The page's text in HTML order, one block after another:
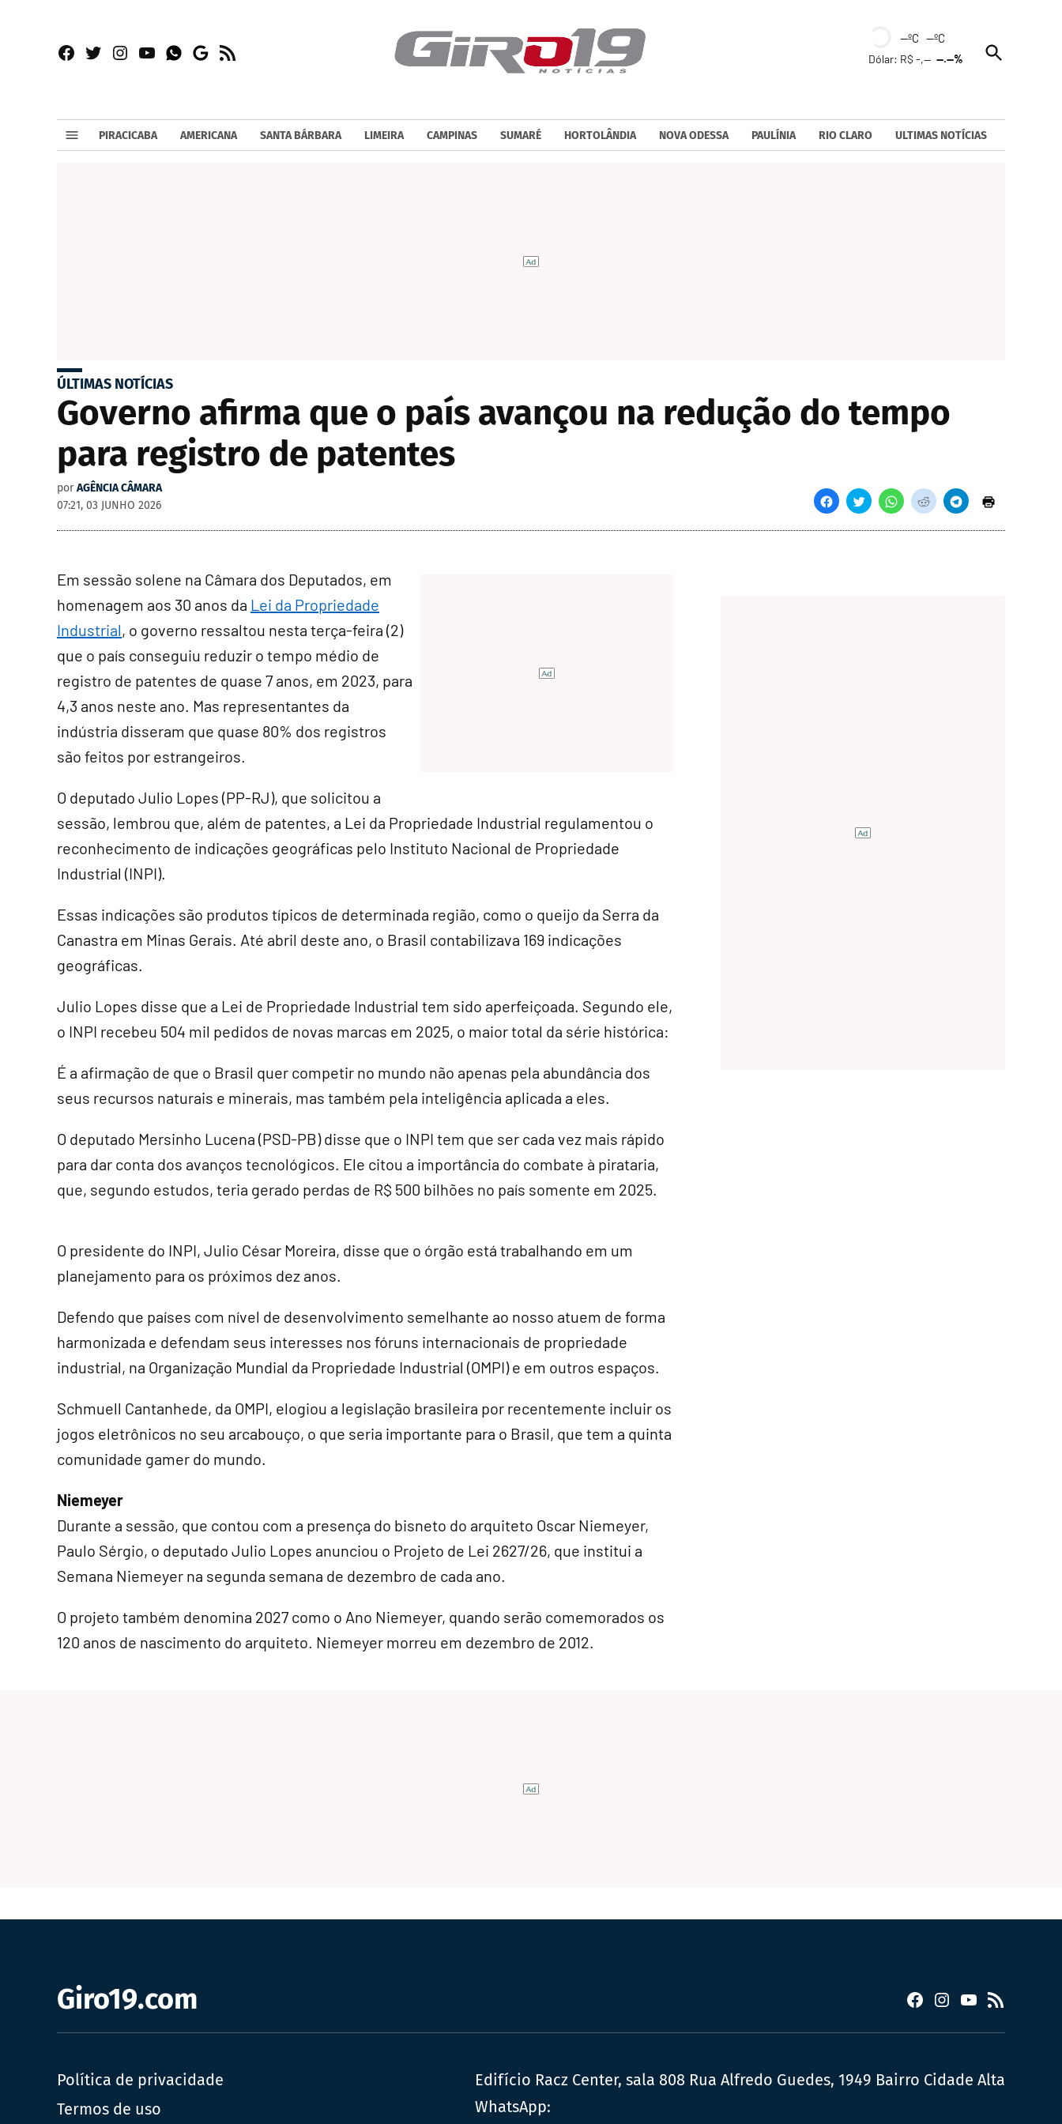
Facebook
TwitterInstagram
YouTubeWhatsapp
Google
RSS
--ºC --ºC
Dólar: R$ -,----.--%
Open
Search
PIRACICABA AMERICANA SANTA BÁRBARA LIMEIRA CAMPINAS SUMARÉ HORTOLÂNDIA NOVA ODESSA PAULÍNIA RIO CLARO ULTIMAS NOTÍCIAS
ÚLTIMAS NOTÍCIAS
Governo afirma que o país avançou na redução do tempo
para registro de patentes
por AGÊNCIA CÂMARA
07:21, 03 JUNHO 2026
Em sessão solene na Câmara dos Deputados, em
homenagem aos 30 anos da Lei da Propriedade
Industrial, o governo ressaltou nesta terça-feira (2)
que o país conseguiu reduzir o tempo médio de
registro de patentes de quase 7 anos, em 2023, para
4,3 anos neste ano. Mas representantes da
indústria disseram que quase 80% dos registros
são feitos por estrangeiros.
O deputado Julio Lopes (PP-RJ), que solicitou a
sessão, lembrou que, além de patentes, a Lei da Propriedade Industrial regulamentou o
reconhecimento de indicações geográficas pelo Instituto Nacional de Propriedade
Industrial (INPI).
Essas indicações são produtos típicos de determinada região, como o queijo da Serra da
Canastra em Minas Gerais. Até abril deste ano, o Brasil contabilizava 169 indicações
geográficas.
Julio Lopes disse que a Lei de Propriedade Industrial tem sido aperfeiçoada. Segundo ele,
o INPI recebeu 504 mil pedidos de novas marcas em 2025, o maior total da série histórica:
É a afirmação de que o Brasil quer competir no mundo não apenas pela abundância dos
seus recursos naturais e minerais, mas também pela inteligência aplicada a eles.
O deputado Mersinho Lucena (PSD-PB) disse que o INPI tem que ser cada vez mais rápido
para dar conta dos avanços tecnológicos. Ele citou a importância do combate à pirataria,
que, segundo estudos, teria gerado perdas de R$ 500 bilhões no país somente em 2025.
O presidente do INPI, Julio César Moreira, disse que o órgão está trabalhando em um
planejamento para os próximos dez anos.
Defendo que países com nível de desenvolvimento semelhante ao nosso atuem de forma
harmonizada e defendam seus interesses nos fóruns internacionais de propriedade
industrial, na Organização Mundial da Propriedade Industrial (OMPI) e em outros espaços.
Schmuell Cantanhede, da OMPI, elogiou a legislação brasileira por recentemente incluir os
jogos eletrônicos no seu arcabouço, o que seria importante para o Brasil, que tem a quinta
comunidade gamer do mundo.
Niemeyer
Durante a sessão, que contou com a presença do bisneto do arquiteto Oscar Niemeyer,
Paulo Sérgio, o deputado Julio Lopes anunciou o Projeto de Lei 2627/26, que institui a
Semana Niemeyer na segunda semana de dezembro de cada ano.
O projeto também denomina 2027 como o Ano Niemeyer, quando serão comemorados os
120 anos de nascimento do arquiteto. Niemeyer morreu em dezembro de 2012.
Giro19.com Facebook
Instagram
YouTube
RSS
Política de privacidade
Termos de uso
Edifício Racz Center, sala 808 Rua Alfredo Guedes, 1949 Bairro Cidade Alta
WhatsApp: